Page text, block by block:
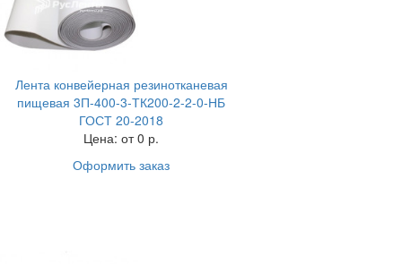
Лента конвейерная резинотканевая
пищевая 3П-400-3-ТК200-2-2-0-НБ
ГОСТ 20-2018
Цена: от 0 р.
Оформить заказ